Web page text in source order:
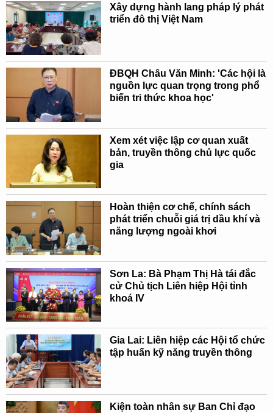
Xây dựng hành lang pháp lý phát
triển đô thị Việt Nam
ĐBQH Châu Văn Minh: 'Các hội là
nguồn lực quan trọng trong phổ
biến tri thức khoa học'
Xem xét việc lập cơ quan xuất
bản, truyền thông chủ lực quốc
gia
Hoàn thiện cơ chế, chính sách
phát triển chuỗi giá trị dầu khí và
năng lượng ngoài khơi
Sơn La: Bà Phạm Thị Hà tái đắc
cử Chủ tịch Liên hiệp Hội tỉnh
khoá IV
Gia Lai: Liên hiệp các Hội tổ chức
tập huấn kỹ năng truyền thông
Kiện toàn nhân sự Ban Chỉ đạo